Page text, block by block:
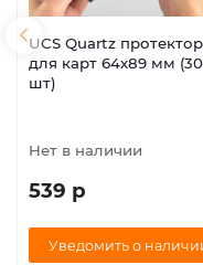
UCS Quartz
для карт 64х89 мм
шт)
Нет в наличии
539 р
Уведомить о